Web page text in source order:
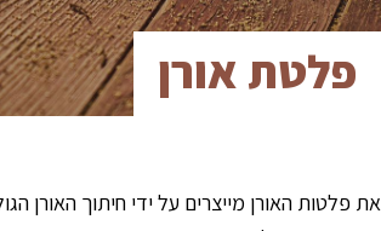
zoom_out זום (הקטנה)
zoom_in זום (הגדלה)
פלטת אורן
את פלטות האורן מייצרים על ידי חיתוך האורן